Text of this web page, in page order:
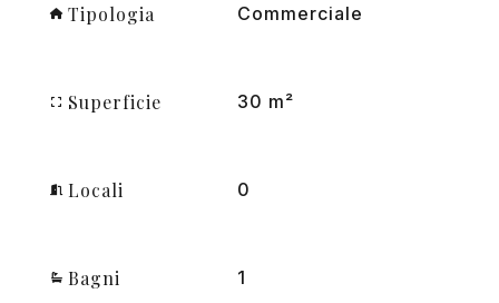
Tipologia Commerciale
Superficie 30 m²
Locali 0
Bagni 1